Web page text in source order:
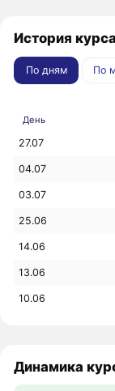
История
По дням По
День
27.07
04.07
03.07
25.06
14.06
13.06
10.06
Динамика